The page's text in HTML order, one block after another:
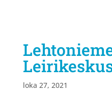
loka 27, 2021